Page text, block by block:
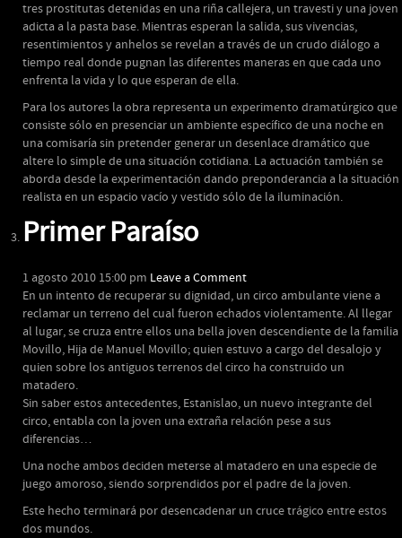
tres prostitutas detenidas en una riña callejera, un travesti y una joven
adicta a la pasta base. Mientras esperan la salida, sus vivencias,
resentimientos y anhelos se revelan a través de un crudo diálogo a
tiempo real donde pugnan las diferentes maneras en que cada uno
enfrenta la vida y lo que esperan de ella.
Para los autores la obra representa un experimento dramatúrgico que
consiste sólo en presenciar un ambiente específico de una noche en
una comisaría sin pretender generar un desenlace dramático que
altere lo simple de una situación cotidiana. La actuación también se
aborda desde la experimentación dando preponderancia a la situación
realista en un espacio vacío y vestido sólo de la iluminación.
Primer Paraíso
1 agosto 2010 15:00 pm Leave a Comment
En un intento de recuperar su dignidad, un circo ambulante viene a
reclamar un terreno del cual fueron echados violentamente. Al llegar
al lugar, se cruza entre ellos una bella joven descendiente de la familia
Movillo, Hija de Manuel Movillo; quien estuvo a cargo del desalojo y
quien sobre los antiguos terrenos del circo ha construido un
matadero.
Sin saber estos antecedentes, Estanislao, un nuevo integrante del
circo, entabla con la joven una extraña relación pese a sus
diferencias…
Una noche ambos deciden meterse al matadero en una especie de
juego amoroso, siendo sorprendidos por el padre de la joven.
Este hecho terminará por desencadenar un cruce trágico entre estos
dos mundos.